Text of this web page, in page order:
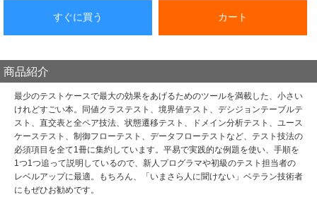
すぐに買う カート
商品紹介
最少のテストケースで最大の効果をあげるためのツールを満載した、小さい
けれどすごい本。同値クラステスト、境界値テスト、デシジョンテーブルテ
スト、直交表と全ペア技法、状態遷移テスト、ドメイン分析テスト、ユース
ケーステスト、制御フローテスト、データフローテストなど、テスト技法の
必須項目を全て1冊に集約しています。平易で実践的な例題を使い、手順を
1つ1つ追って説明しているので、新人プログラマや初級のテスト担当者の
レベルアップに最適。もちろん、「いまさら人に聞けない」ベテラン技術者
にもぜひお勧めです。